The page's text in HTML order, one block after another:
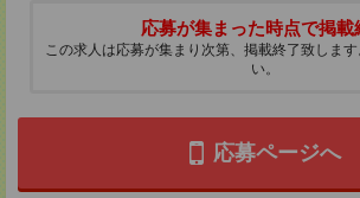
応募が集まった時点で掲載
この求人は応募が集まり次第、掲載終了致しま
い。
応募ページへ